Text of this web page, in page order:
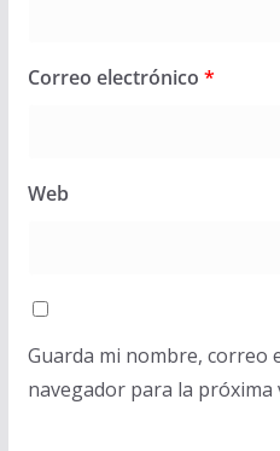
Correo electrónico *
Web
Guarda mi nombre, correo
navegador para la próxima